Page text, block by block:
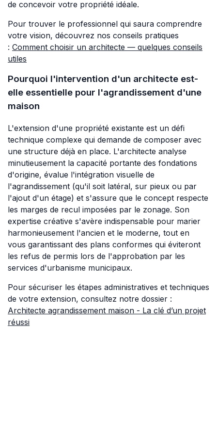
de concevoir votre propriété idéale.
Pour trouver le professionnel qui saura comprendre
votre vision, découvrez nos conseils pratiques
: Comment choisir un architecte — quelques conseils
utiles
Pourquoi l'intervention d'un architecte est-
elle essentielle pour l'agrandissement d'une
maison
L'extension d'une propriété existante est un défi
technique complexe qui demande de composer avec
une structure déjà en place. L'architecte analyse
minutieusement la capacité portante des fondations
d'origine, évalue l'intégration visuelle de
l'agrandissement (qu'il soit latéral, sur pieux ou par
l'ajout d'un étage) et s'assure que le concept respecte
les marges de recul imposées par le zonage. Son
expertise créative s'avère indispensable pour marier
harmonieusement l'ancien et le moderne, tout en
vous garantissant des plans conformes qui éviteront
les refus de permis lors de l'approbation par les
services d'urbanisme municipaux.
Pour sécuriser les étapes administratives et techniques
de votre extension, consultez notre dossier :
Architecte agrandissement maison - La clé d’un projet
réussi